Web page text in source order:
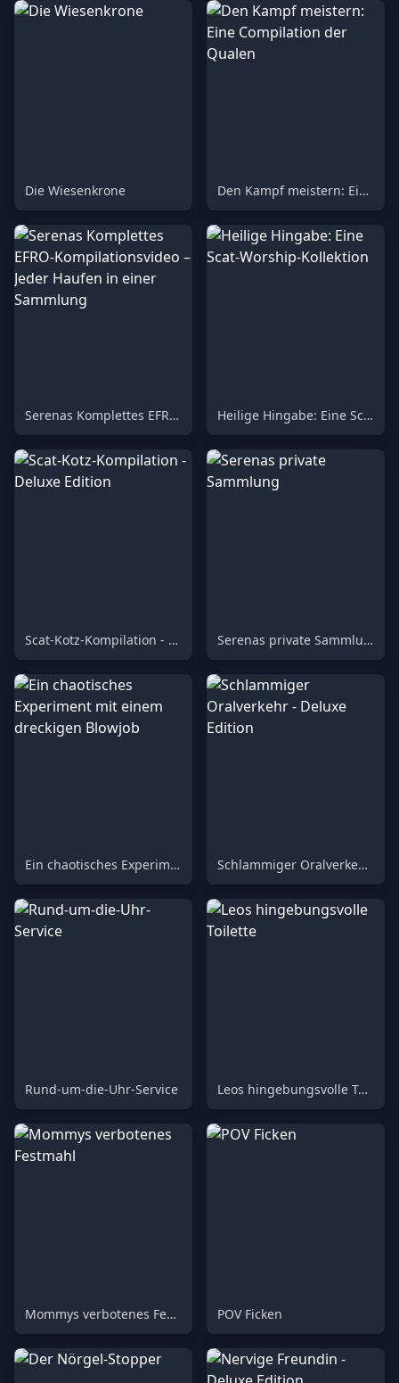
Die Wiesenkrone Den Kampf meistern: Eine Compilation der Qualen
Serenas Komplettes EFRO-Kompilationsvideo – Jeder Haufen in einer Sammlung Heilige Hingabe: Eine Scat-Worship-Kollektion
Scat-Kotz-Kompilation - Deluxe Edition Serenas private Sammlung
Ein chaotisches Experiment mit einem dreckigen Blowjob Schlammiger Oralverkehr - Deluxe Edition
Rund-um-die-Uhr-Service Leos hingebungsvolle Toilette
Mommys verbotenes Festmahl POV Ficken